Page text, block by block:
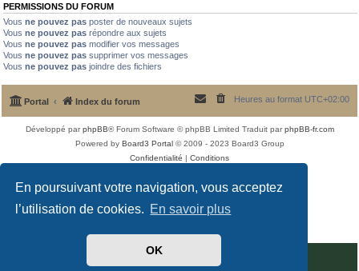
En poursuivant votre navigation, vous acceptez
l’utilisation de cookies. En savoir plus
OK
PERMISSIONS DU FORUM
Vous ne pouvez pas poster de nouveaux sujets
Vous ne pouvez pas répondre aux sujets
Vous ne pouvez pas modifier vos messages
Vous ne pouvez pas supprimer vos messages
Vous ne pouvez pas joindre des fichiers
Portal Index du forum Heures au format UTC+02:00
Développé parphpBB® Forum Software © phpBB Limited Traduit parphpBB-fr.com
Powered by Board3 Portal© 2009 - 2023 Board3 Group
Confidentialité | Conditions